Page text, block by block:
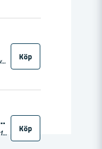
Milwaukee M18 B5 är ett kraftfullt 18V 5,0Ah Li-ion batteri som passar till alla Milwaukee M18-verktyg. Utrustat med REDLINK™ elektronik erbjuder batteriet överlägset skydd mot överbelastning, överhettning och överurladdning. Det vibrations- och stöttåliga höljet skyddar cellerna och säkerställer lång livslängd, medan individuell cellövervakning maximerar prestanda och produktivitet. Med upp till 2x längre driftstid och fler uppladdningar jämfört med tidigare batteriteknik, är M18 B5 det perfekta valet för både professionella hantverkare och gör-det-själv-entusiaster. Köp
18V (2x5,0ah + Laddare)
Milwaukee M18 NRG-502 är ett högpresterande batteripaket som inkluderar två 18V 5,0Ah Li-Ion batterier, ett M12 B2 12V batteri samt en snabbladdare. Det är designat för att ge optimal produktivitet, längre driftstid och mer kraft. Köp